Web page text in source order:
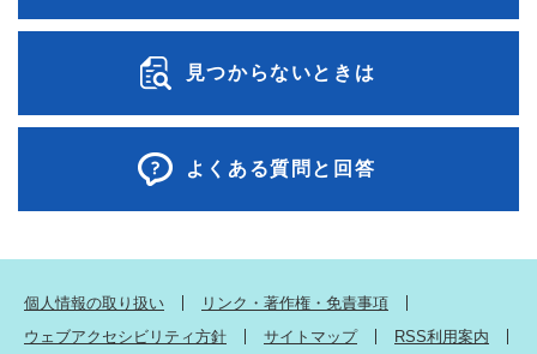
見つからないときは
よくある質問と回答
個人情報の取り扱い
リンク・著作権・免責事項
ウェブアクセシビリティ方針
サイトマップ
RSS利用案内